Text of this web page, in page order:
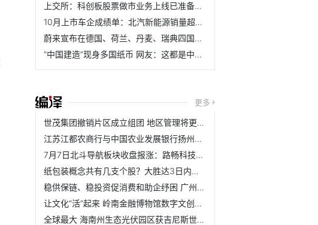
上交所：科创板股票做市业务上线已准备就绪
10月上市车企成绩单：北汽新能源销量超4279辆同比增69%
蔚来宣布在德国、荷兰、丹麦、瑞典四国市场提供服务
“中国建造”现身多国纸币 网友：这都是中国和平交流的好例子
更多
世茂集团撤销片区成立组团 地区管理将更加扁平化
江苏江都农商行与中国农业发展银行扬州市江都区支行举行战略合作
7月7日北斗导航板块收盘报涨：路畅科技领涨 达华智能、中科...
纸包装概念共有几支个股？大胜达3日内股价上涨0.98%
稳供保链、稳投资促消费和助企纾困 广州经济运行呈现恢复态势
让文化“活”起来 岭南金融博物馆数字文创正式发布
全球最大 海南州生态光伏园区获吉尼斯世界纪录